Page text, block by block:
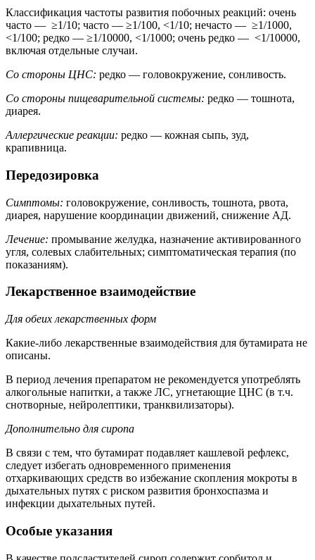
Классификация частоты развития побочных реакций: очень
часто — ≥1/10; часто — ≥1/100, <1/10; нечасто — ≥1/1000,
<1/100; редко — ≥1/10000, <1/1000; очень редко — <1/10000,
включая отдельные случаи.
Со стороны ЦНС: редко — головокружение, сонливость.
Со стороны пищеварительной системы: редко — тошнота,
диарея.
Аллергические реакции: редко — кожная сыпь, зуд,
крапивница.
Передозировка
Симптомы: головокружение, сонливость, тошнота, рвота,
диарея, нарушение координации движений, снижение АД.
Лечение: промывание желудка, назначение активированного
угля, солевых слабительных; симптоматическая терапия (по
показаниям).
Лекарственное взаимодействие
Для обеих лекарственных форм
Какие-либо лекарственные взаимодействия для бутамирата не
описаны.
В период лечения препаратом не рекомендуется употреблять
алкогольные напитки, а также ЛС, угнетающие ЦНС (в т.ч.
снотворные, нейролептики, транквилизаторы).
Дополнительно для сиропа
В связи с тем, что бутамират подавляет кашлевой рефлекс,
следует избегать одновременного применения
отхаркивающих средств во избежание скопления мокроты в
дыхательных путях с риском развития бронхоспазма и
инфекции дыхательных путей.
Особые указания